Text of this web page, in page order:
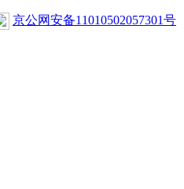
京公网安备11010502057301号